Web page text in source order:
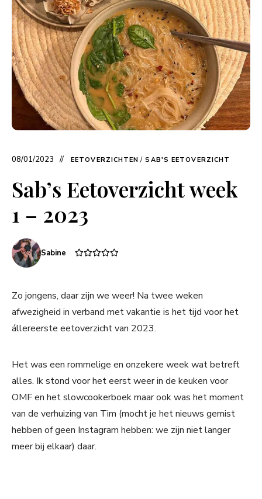
08/01/2023 EETOVERZICHTEN / SAB'S EETOVERZICHT
Sab’s Eetoverzicht week
1 – 2023
Sabine
Zo jongens, daar zijn we weer! Na twee weken
afwezigheid in verband met vakantie is het tijd voor het
állereerste eetoverzicht van 2023.
Het was een rommelige en onzekere week wat betreft
alles. Ik stond voor het eerst weer in de keuken voor
OMF en het slowcookerboek maar ook was het moment
van de verhuizing van Tim (mocht je het nieuws gemist
hebben of geen Instagram hebben: we zijn niet langer
meer bij elkaar) daar.